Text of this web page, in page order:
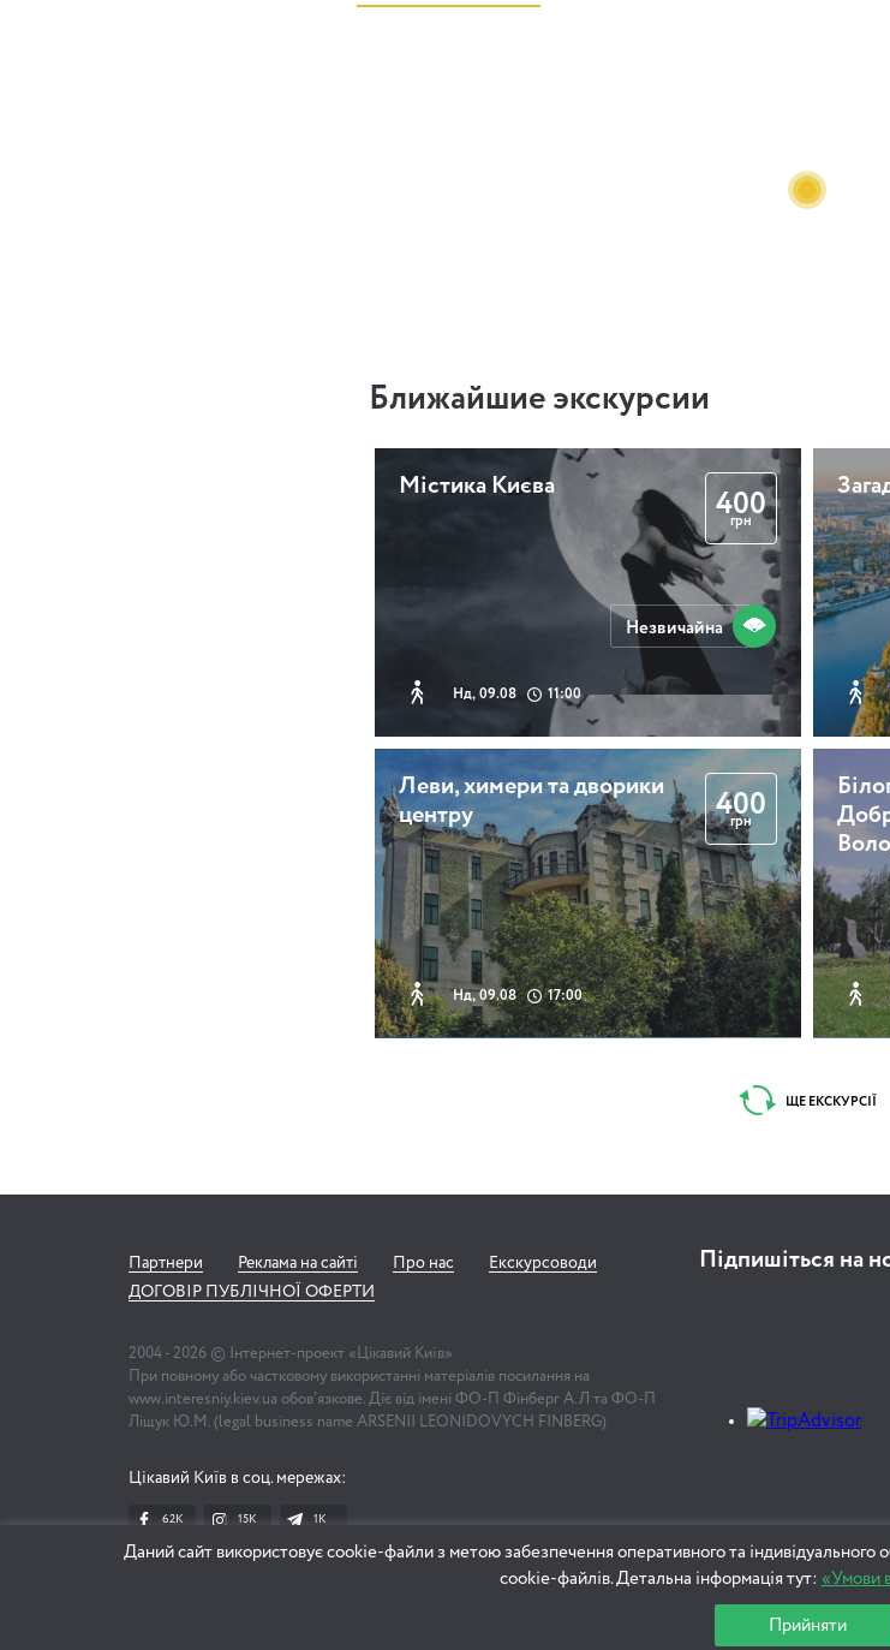
Ближайшие экскурсии
Містика Києва
Нд, 09.08 11:00
400
грн
Незвичайна
Леви, химери та дворики
центру
Нд, 09.08 17:00
400
грн
ЩЕ ЕКСКУРСІЇ
Партнери Реклама на сайті Про нас
Екскурсоводи
ДОГОВІР ПУБЛІЧНОЇ ОФЕРТИ
2004 - 2026 © Інтернет-проект «Цікавий Київ»
При повному або частковому використанні матеріалів посилання на
www.interesniy.kiev.ua обов'язкове. Діє від імені ФО-П Фінберг А.Л та ФО-П
Ліщук Ю.М. (legal business name ARSENII LEONIDOVYCH FINBERG)
Цікавий Київ в соц. мережах:
62K 15K 1К
Підпишіться на
Даний сайт використовує cookie-файли з метою забезпечення оперативного та індивідуального
cookie-файлів. Детальна інформація тут: «Умови
Прийняти